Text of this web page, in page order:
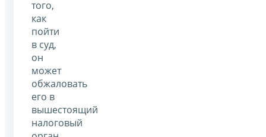
того,
как
пойти
в суд,
он
может
обжаловать
его в
вышестоящий
налоговый